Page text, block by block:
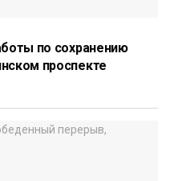
по сохранению
проспекте